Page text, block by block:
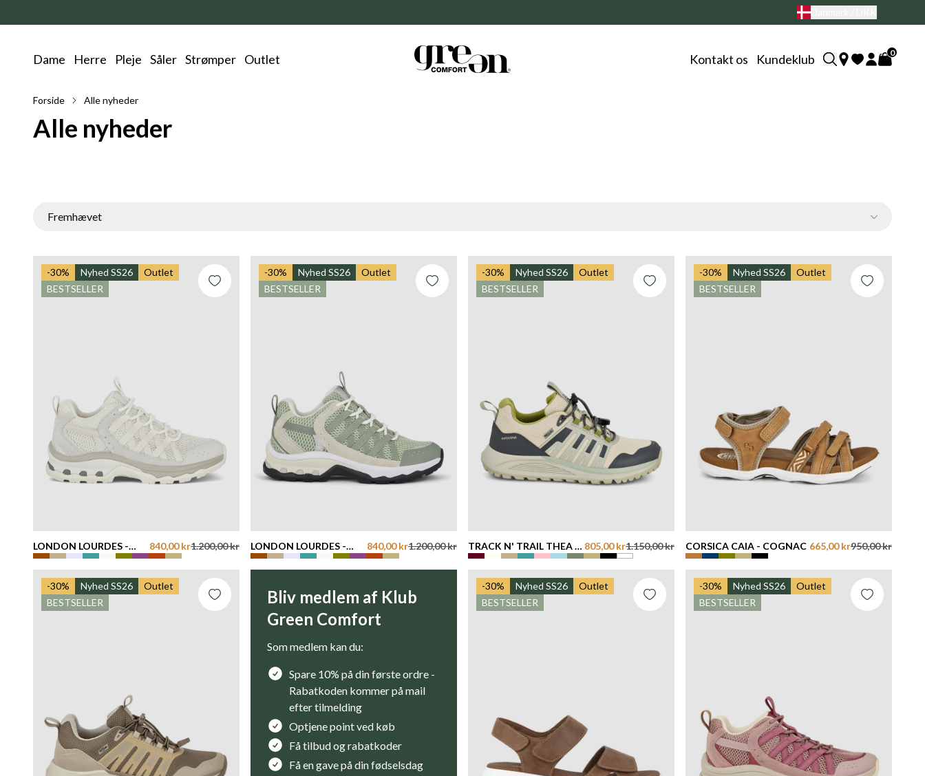
Dame Herre Pleje Såler Strømper Outlet Kontakt os Kundeklub 0
Forside Alle nyheder
Alle nyheder
Fremhævet
Fremhævet
Mest relevante
Pris, lav til høj
Pris, høj til lav
Dato, ældre til nyere
Dato, nyere til ældre
-30% Nyhed SS26
Outlet
BESTSELLER
LONDON LOURDES -
OFFWHITE
840,00 kr1.200,00 kr
-30% Nyhed SS26
Outlet
BESTSELLER
LONDON LOURDES -
MINT
840,00 kr1.200,00 kr
-30% Nyhed SS26
Outlet
BESTSELLER
TRACK N' TRAIL THEA -
SAGE
805,00 kr1.150,00 kr
-30% Nyhed SS26
Outlet
BESTSELLER
CORSICA CAIA - COGNAC 665,00 kr950,00 kr
-30% Nyhed SS26
Outlet
BESTSELLER
Bliv medlem af Klub
Green Comfort
Som medlem kan du:
Spare 10% på din første ordre -
Rabatkoden kommer på mail
efter tilmelding
Optjene point ved køb
Få tilbud og rabatkoder
Få en gave på din fødselsdag
-30% Nyhed SS26
Outlet
BESTSELLER
-30% Nyhed SS26
Outlet
BESTSELLER